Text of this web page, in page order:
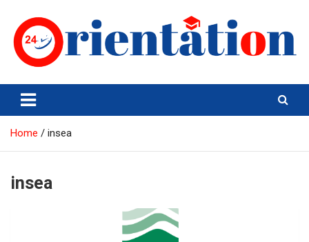
content
Orientation24
Emploi et Orientation au Maroc
Home insea
insea